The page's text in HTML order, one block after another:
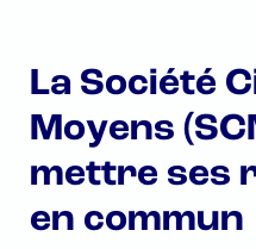
La Société
Moyens
mettre ses
en commun